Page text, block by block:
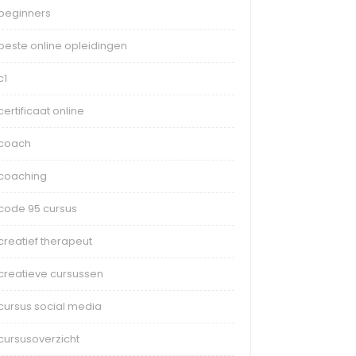
online opleidingen
online
95 cursus
therapeut
cursussen
social media